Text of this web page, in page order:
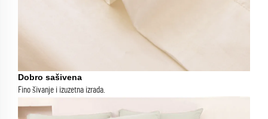
Dobro sašivena
Fino šivanje i izuzetna izrada.